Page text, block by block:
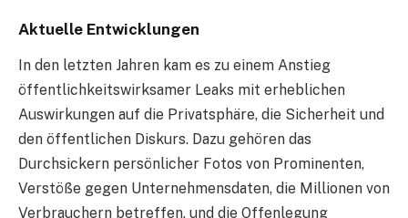
Aktuelle Entwicklungen
In den letzten Jahren kam es zu einem Anstieg
öffentlichkeitswirksamer Leaks mit erheblichen
Auswirkungen auf die Privatsphäre, die Sicherheit und
den öffentlichen Diskurs. Dazu gehören das
Durchsickern persönlicher Fotos von Prominenten,
Verstöße gegen Unternehmensdaten, die Millionen von
Verbrauchern betreffen, und die Offenlegung